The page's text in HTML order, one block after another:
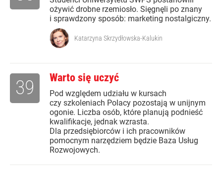
ożywić drobne rzemiosło. Sięgnęli po znany
i sprawdzony sposób: marketing nostalgiczny.
Katarzyna Skrzydłowska-Kalukin
Warto się uczyć
Pod względem udziału w kursach
czy szkoleniach Polacy pozostają w unijnym
ogonie. Liczba osób, które planują podnieść
kwalifikacje, jednak wzrasta.
Dla przedsiębiorców i ich pracowników
pomocnym narzędziem będzie Baza Usług
Rozwojowych.
39